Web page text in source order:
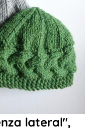
lateral",